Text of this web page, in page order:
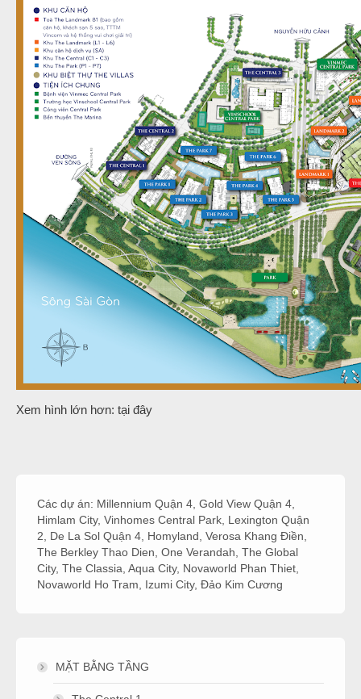
Xem hình lớn hơn: tại đây
Các dự án: Millennium Quận 4 Gold View Quận 4
Himlam City, Vinhomes Central Park Lexington Quận
2
De La Sol Quận 4 Homyland Verosa Khang Điền
The Berkley Thao Dien One Verandah The Global
City, The Classia Aqua City, Novaworld Phan Thiet
Novaworld Ho Tram
Izumi City, Đảo Kim Cương
MẶT BẰNG TẦNG